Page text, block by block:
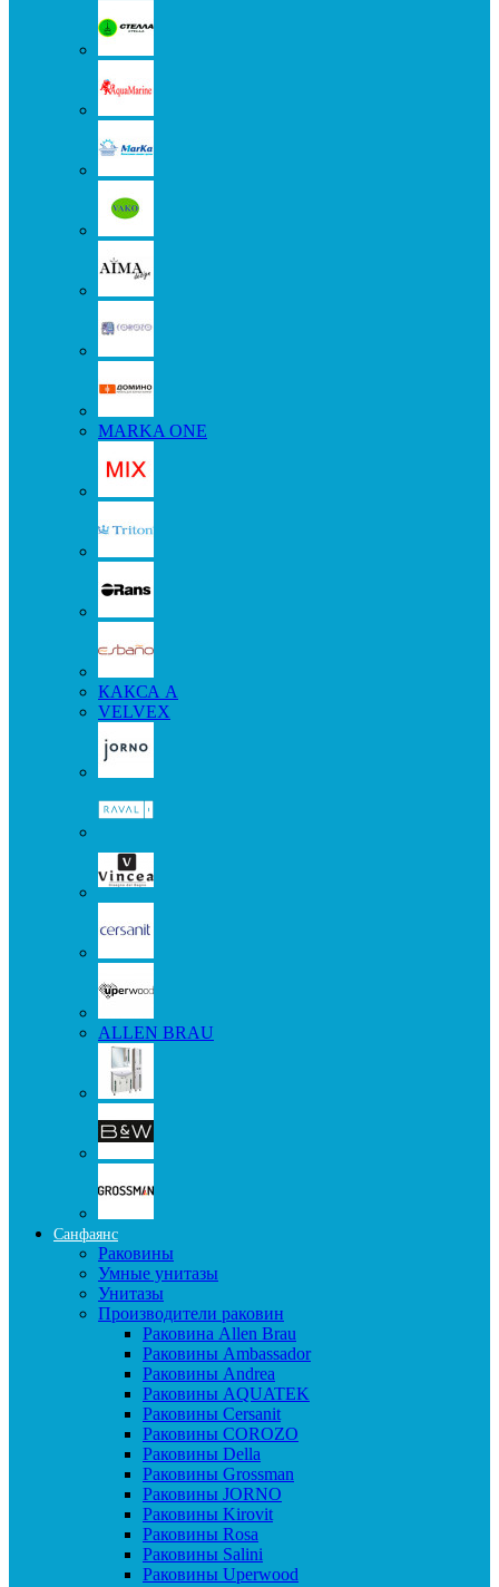
MARKA ONE
КАКСА А
VELVEX
ALLEN BRAU
Санфаянс
Раковины
Умные унитазы
Унитазы
Производители раковин
Раковина Allen Brau
Раковины Ambassador
Раковины Andrea
Раковины AQUATEK
Раковины Cersanit
Раковины COROZO
Раковины Della
Раковины Grossman
Раковины JORNO
Раковины Kirovit
Раковины Rosa
Раковины Salini
Раковины Uperwood